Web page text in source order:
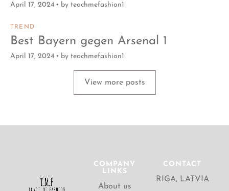
April 17, 2024 by teachmefashion1
TREND
Best Bayern gegen Arsenal 1
April 17, 2024 by teachmefashion1
View more posts
COMPANY
LINKS
About us
CONTACT
RIGA, LATVIA